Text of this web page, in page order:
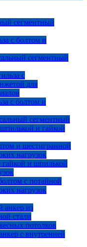
сегментный
с болтом и
сегментный
с
для
с болтом и
сегментный
и гайкой
и шестигранной
нагрузок
гайкой и шпилькой
с потайной
нагрузок
анкер из
стали
потолков
с внутренней